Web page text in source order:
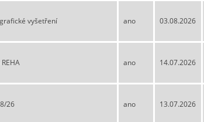
vyšetření ano 03.08.2026
ano 14.07.2026
26 ano 13.07.2026